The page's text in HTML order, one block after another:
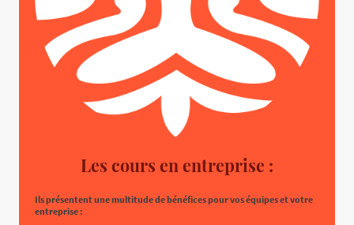
Les cours en entreprise :
Ils présentent une multitude de bénéfices pour vos équipes et votre
entreprise :